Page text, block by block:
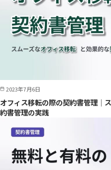
2023年7月6日
オフィス移転の際の契約書管理｜
約書管理の実践